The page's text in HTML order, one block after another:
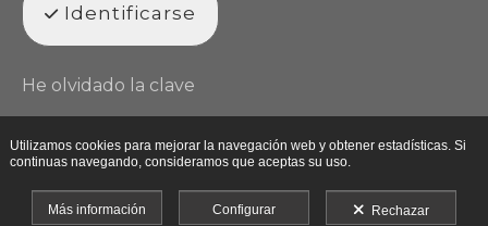
Identificarse
He olvidado la clave
Utilizamos cookies para mejorar la navegación web y obtener estadísticas. Si
continuas navegando, consideramos que aceptas su uso.
Más información Configurar Rechazar